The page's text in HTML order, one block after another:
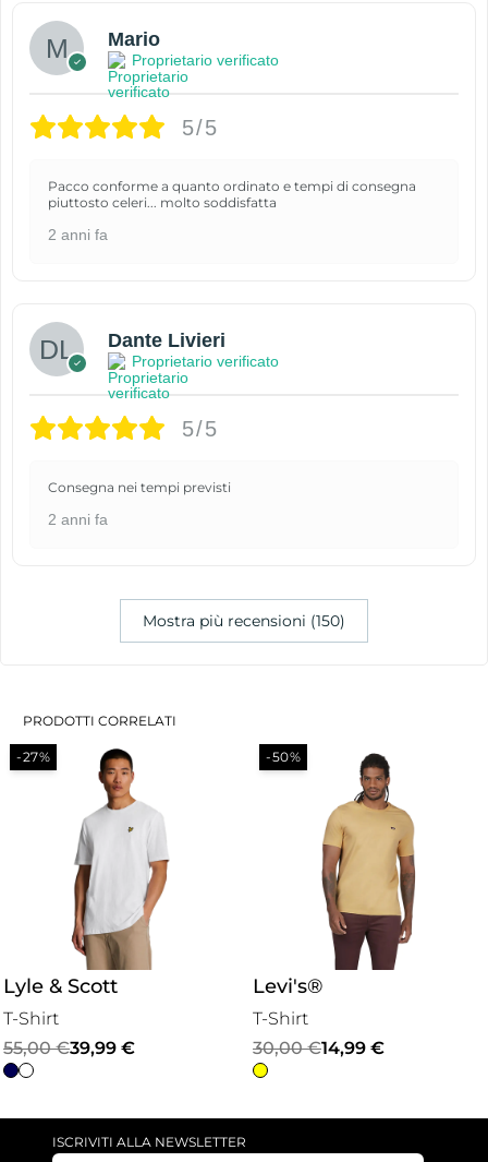
Mario
Proprietario verificato
5/5
Pacco conforme a quanto ordinato e tempi di consegna
piuttosto celeri... molto soddisfatta
2 anni fa
Dante Livieri
Proprietario verificato
5/5
Consegna nei tempi previsti
2 anni fa
Mostra più recensioni (150)
PRODOTTI CORRELATI
-50%
Levi's®
T-Shirt
30,00€
Il
era:
14,99
Il
è:
Levi's®
T-Shirt
30,00€
Il
14,99
Il
ISCRIVITI ALLA NEWSLETTER